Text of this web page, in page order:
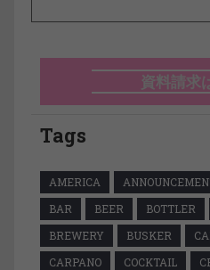
資料請求
Tags
AMERICA
BAR
BEER BOTTLER
BREWERY
BUSKER
CARPANO
COCKTAIL